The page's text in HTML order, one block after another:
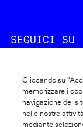
SEGUICI SU
Cookie policy
Cliccando su
memorizzare i
navigazione del
nelle nostre
mediante